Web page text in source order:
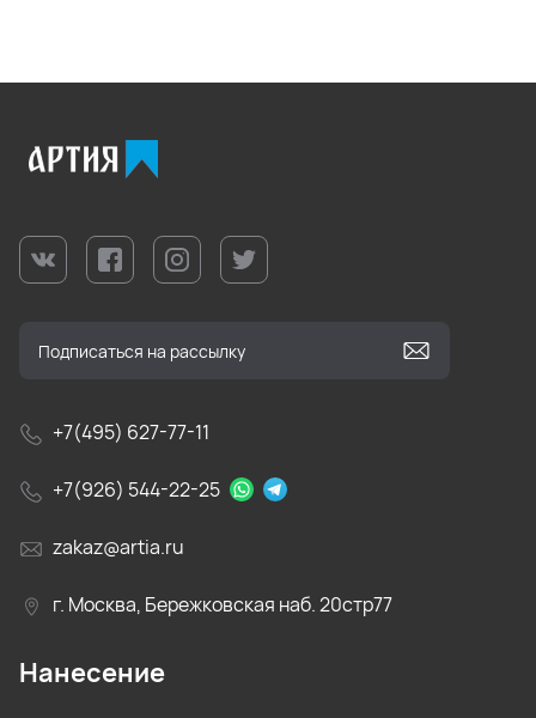
+7(495) 627-77-11
+7(926) 544-22-25
zakaz@artia.ru
г. Москва, Бережковская наб. 20стр77
Нанесение